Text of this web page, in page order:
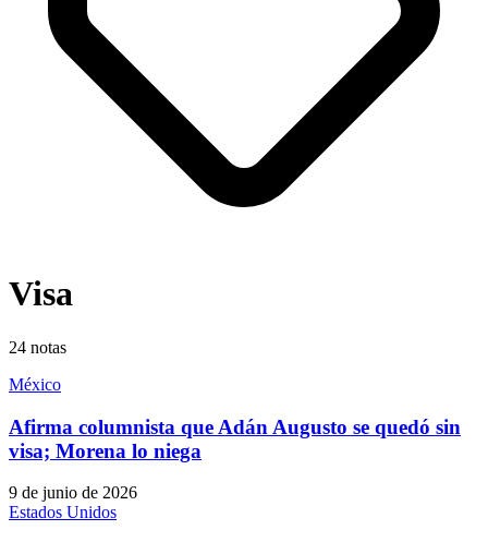
Visa
24 notas
México
Afirma columnista que Adán Augusto se quedó sin
visa; Morena lo niega
9 de junio de 2026
Estados Unidos